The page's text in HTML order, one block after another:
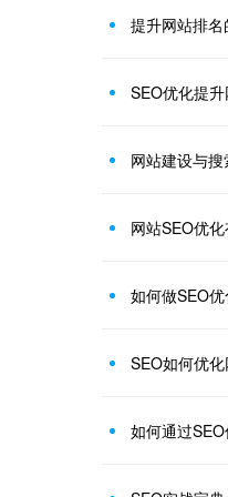
提升网站排
SEO优化提
网站建设与
网站SEO优
如何做SEO
SEO如何优
如何通过